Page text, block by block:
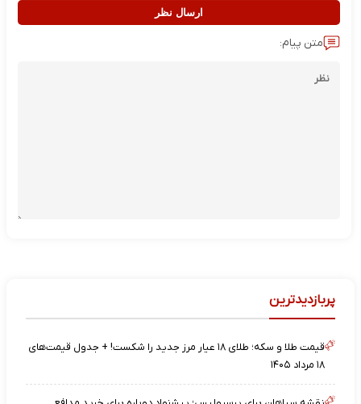
ارسال نظر
متن پیام:
پربازدیدترین
قیمت طلا و سکه؛ طلای ۱۸ عیار مرز جدید را شکست! + جدول قیمت‌های
۱۸ مرداد ۱۴۰۵